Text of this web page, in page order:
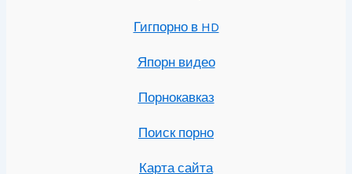
Гигпорно в HD
Япорн видео
Порнокавказ
Поиск порно
Карта сайта